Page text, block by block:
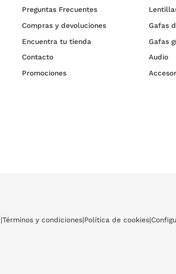
Preguntas Frecuentes
Compras y devoluciones
Encuentra tu tienda
Contacto
Promociones
Gafas
Gafas
Audio
|Términos y condiciones|Política de cookies|